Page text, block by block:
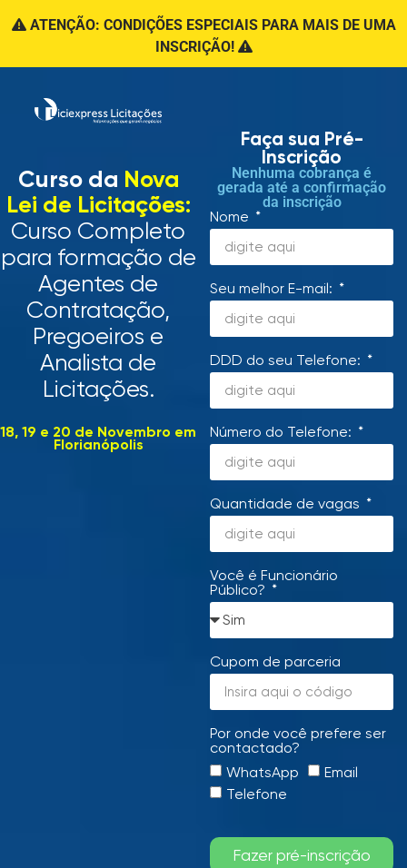
ATENÇÃO: CONDIÇÕES ESPECIAIS PARA MAIS DE UMA
INSCRIÇÃO!
Curso da Nova
Lei de Licitações:
Curso Completo
para formação de
Agentes de
Contratação,
Pregoeiros e
Analista de
Licitações.
18, 19 e 20 de Novembro em
Florianópolis
Faça sua Pré-
Inscrição
Nenhuma cobrança é
gerada até a confirmação
da inscrição
Nome
Seu melhor E-mail:
DDD do seu Telefone:
Número do Telefone:
Quantidade de vagas
Você é Funcionário
Público?
Cupom de parceria
Por onde você prefere ser
contactado?
WhatsApp
Email
Telefone
Fazer pré-inscrição